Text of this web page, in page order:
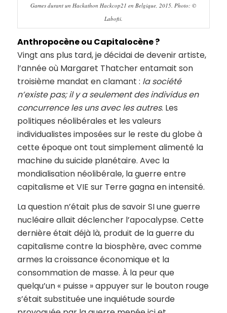
Games durant un Hackathon Hackcop21 en Belgique, 2015. Photo: ©
Labofii.
Anthropocène ou Capitalocène ?
Vingt ans plus tard, je décidai de devenir artiste,
l’année où Margaret Thatcher entamait son
troisième mandat en clamant : la société
n’existe pas; il y a seulement des individus en
concurrence les uns avec les autres. Les
politiques néolibérales et les valeurs
individualistes imposées sur le reste du globe à
cette époque ont tout simplement alimenté la
machine du suicide planétaire. Avec la
mondialisation néolibérale, la guerre entre
capitalisme et VIE sur Terre gagna en intensité.
La question n’était plus de savoir SI une guerre
nucléaire allait déclencher l’apocalypse. Cette
dernière était déjà là, produit de la guerre du
capitalisme contre la biosphère, avec comme
armes la croissance économique et la
consommation de masse. À la peur que
quelqu’un « puisse » appuyer sur le bouton rouge
s’était substituée une inquiétude sourde